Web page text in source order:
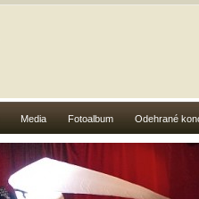
Media Fotoalbum Odehrané